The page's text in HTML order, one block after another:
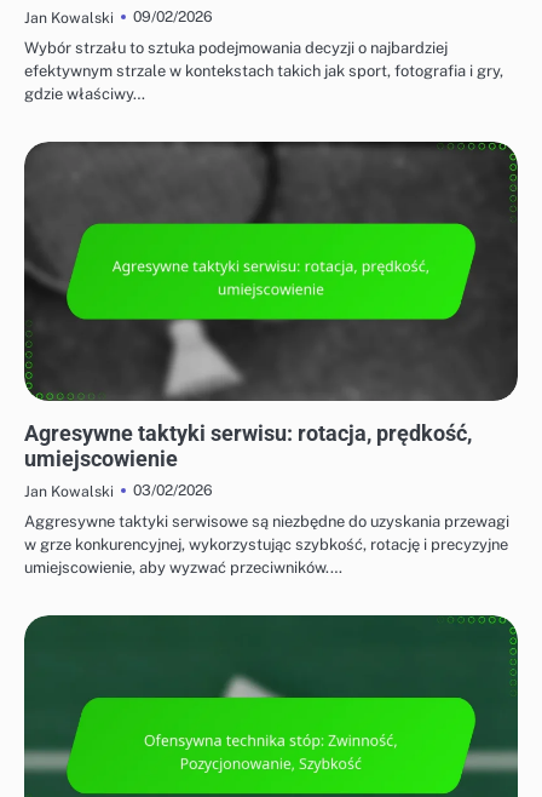
Jan Kowalski
09/02/2026
Wybór strzału to sztuka podejmowania decyzji o najbardziej
efektywnym strzale w kontekstach takich jak sport, fotografia i gry,
gdzie właściwy…
Agresywne taktyki serwisu: rotacja, prędkość,
umiejscowienie
Jan Kowalski
03/02/2026
Aggresywne taktyki serwisowe są niezbędne do uzyskania przewagi
w grze konkurencyjnej, wykorzystując szybkość, rotację i precyzyjne
umiejscowienie, aby wyzwać przeciwników.…